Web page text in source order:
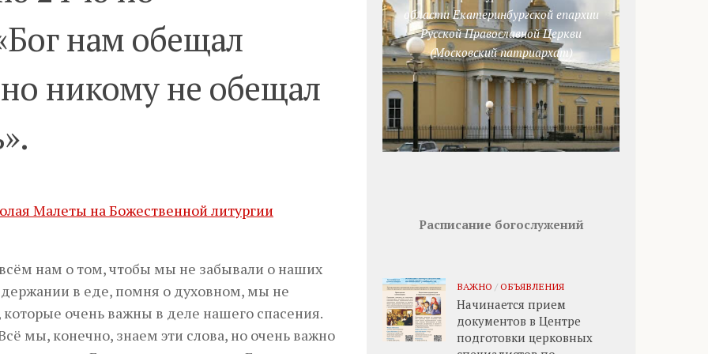
нам обещал
никому не обещал
Малеты на Божественной литургии
нам о том, чтобы мы не забывали о наших
в еде, помня о духовном, мы не
очень важны в деле нашего спасения.
мы, конечно, знаем эти слова, но очень важно
области Екатеринбургской епархии
Русской Православной Церкви
(Московский патриархат)
Расписание богослужений
ВАЖНО / ОБЪЯВЛЕНИЯ
Начинается прием
документов в Центре
подготовки церковных